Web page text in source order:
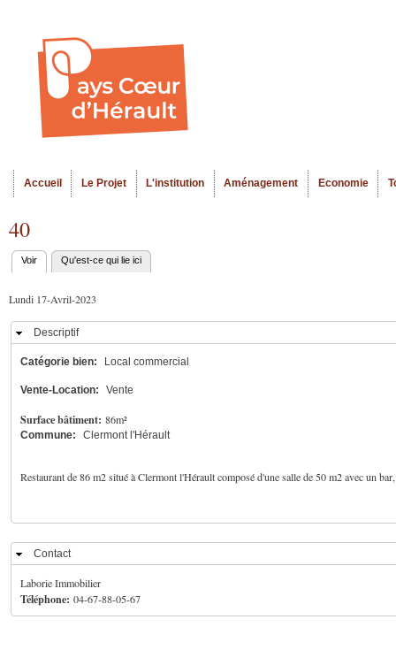
Menu principal
Accueil Le Projet L'institution Aménagement Economie
40
Onglets
principaux
Voir (onglet actif)
Qu'est-ce qui lie ici
Lundi 17-Avril-2023
Masquer
Descriptif
Catégorie bien: Local commercial
Vente-Location: Vente
Surface bâtiment: 86m²
Commune: Clermont l'Hérault
Restaurant de 86 m2 situé à Clermont l'Hérault composé d'une salle de 50 m2 avec un
Masquer
Contact
Laborie Immobilier
Téléphone: 04-67-88-05-67